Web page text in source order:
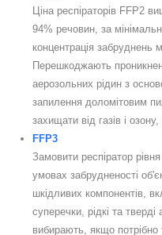
Ціна респіраторів FFP2
94% речовин, за
концентрація
Перешкоджають
аерозольних рідин з
запилення доломітовим
захищати від газів і
FFP3
Замовити респіратор
умовах забрудненості
шкідливих компонентів,
суперечки, рідкі та
вибирають, якщо